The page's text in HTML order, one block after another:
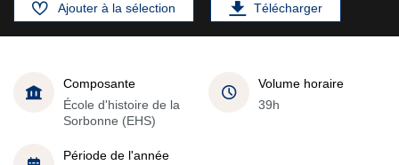
Ajouter à la sélection Télécharger
Composante
École d'histoire de la
Sorbonne (EHS)
Volume horaire
39h
Période de l'année